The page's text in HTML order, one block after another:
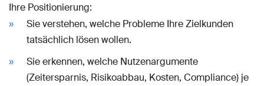
Ihre Positionierung:
Sie verstehen, welche Probleme Ihre Zielkunden
tatsächlich lösen wollen.
Sie erkennen, welche Nutzenargumente
(Zeitersparnis, Risikoabbau, Kosten, Compliance) je